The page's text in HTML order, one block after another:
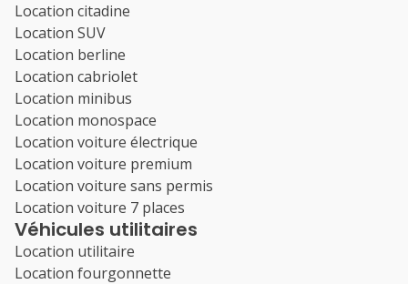
Location citadine
Location SUV
Location berline
Location cabriolet
Location minibus
Location monospace
Location voiture électrique
Location voiture premium
Location voiture sans permis
Location voiture 7 places
Véhicules utilitaires
Location utilitaire
Location fourgonnette